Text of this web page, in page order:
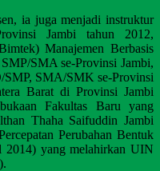
ia juga menjadi instruktur
Jambi tahun 2012,
Manajemen Berbasis
SMA se-Provinsi Jambi,
SMP, SMA/SMK se-Provinsi
Barat di Provinsi Jambi
Fakultas Baru yang
Thaha Saifuddin Jambi
Perubahan Bentuk
yang melahirkan UIN